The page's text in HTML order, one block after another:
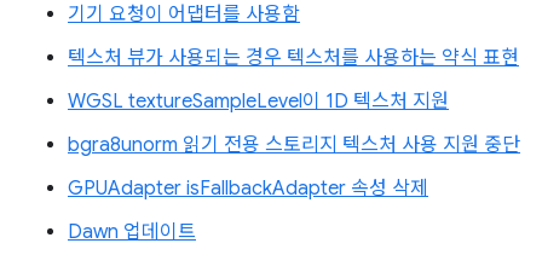
기기 요청이 어댑터를 사용함
텍스처 뷰가 사용되는 경우 텍스처를 사용하는 약식 표현
WGSL textureSampleLevel이 1D 텍스처 지원
bgra8unorm 읽기 전용 스토리지 텍스처 사용 지원 중단
GPUAdapter isFallbackAdapter 속성 삭제
Dawn 업데이트